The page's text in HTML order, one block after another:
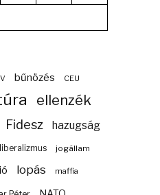
bűnözés CEU
ellenzék
Fidesz hazugság
jogállam
lopás maffia